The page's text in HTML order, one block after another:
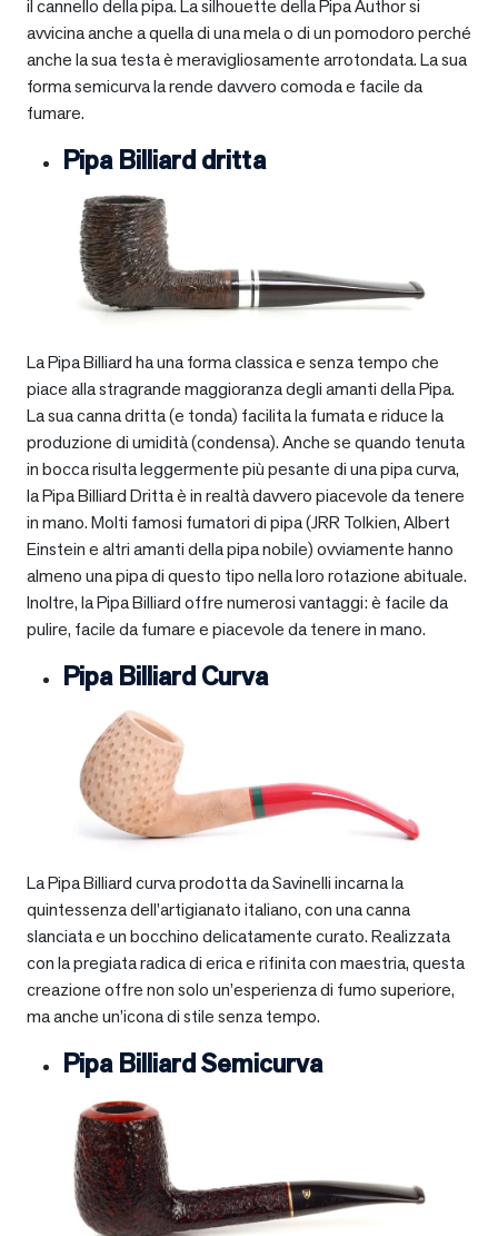
il cannello della pipa. La silhouette della Pipa Author si
avvicina anche a quella di una mela o di un pomodoro perché
anche la sua testa è meravigliosamente arrotondata. La sua
forma semicurva la rende davvero comoda e facile da
fumare.
Pipa Billiard dritta
La Pipa Billiard ha una forma classica e senza tempo che
piace alla stragrande maggioranza degli amanti della Pipa.
La sua canna dritta (e tonda) facilita la fumata e riduce la
produzione di umidità (condensa). Anche se quando tenuta
in bocca risulta leggermente più pesante di una pipa curva,
la Pipa Billiard Dritta è in realtà davvero piacevole da tenere
in mano. Molti famosi fumatori di pipa (JRR Tolkien, Albert
Einstein e altri amanti della pipa nobile) ovviamente hanno
almeno una pipa di questo tipo nella loro rotazione abituale.
Inoltre, la Pipa Billiard offre numerosi vantaggi: è facile da
pulire, facile da fumare e piacevole da tenere in mano.
Pipa Billiard Curva
La Pipa Billiard curva prodotta da Savinelli incarna la
quintessenza dell’artigianato italiano, con una canna
slanciata e un bocchino delicatamente curato. Realizzata
con la pregiata radica di erica e rifinita con maestria, questa
creazione offre non solo un’esperienza di fumo superiore,
ma anche un’icona di stile senza tempo.
Pipa Billiard Semicurva